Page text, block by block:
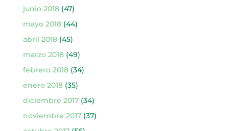
junio 2018(47)
mayo 2018(44)
abril 2018(45)
marzo 2018(49)
febrero 2018(34)
enero 2018(35)
diciembre 2017(34)
noviembre 2017(37)